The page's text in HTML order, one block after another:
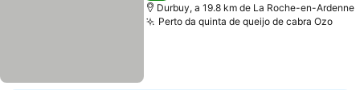
Durbuy, a 19.8 km de La Roche-en-Ardenne
Perto da quinta de queijo de cabra Ozo